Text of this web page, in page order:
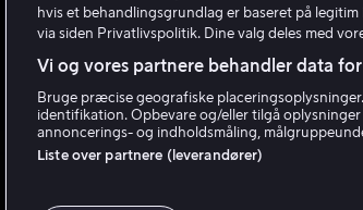
hvis et behandlingsgrundlag er baseret på
via siden Privatlivspolitik. Dine valg deles med
Vi og vores partnere behandler data
Bruge præcise geografiske
identifikation. Opbevare og/eller tilgå
annoncerings- og indholdsmåling,
Liste over partnere (leverandører)